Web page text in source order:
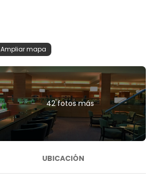
Ampliar mapa
42 fotos más
UBICACIÓN